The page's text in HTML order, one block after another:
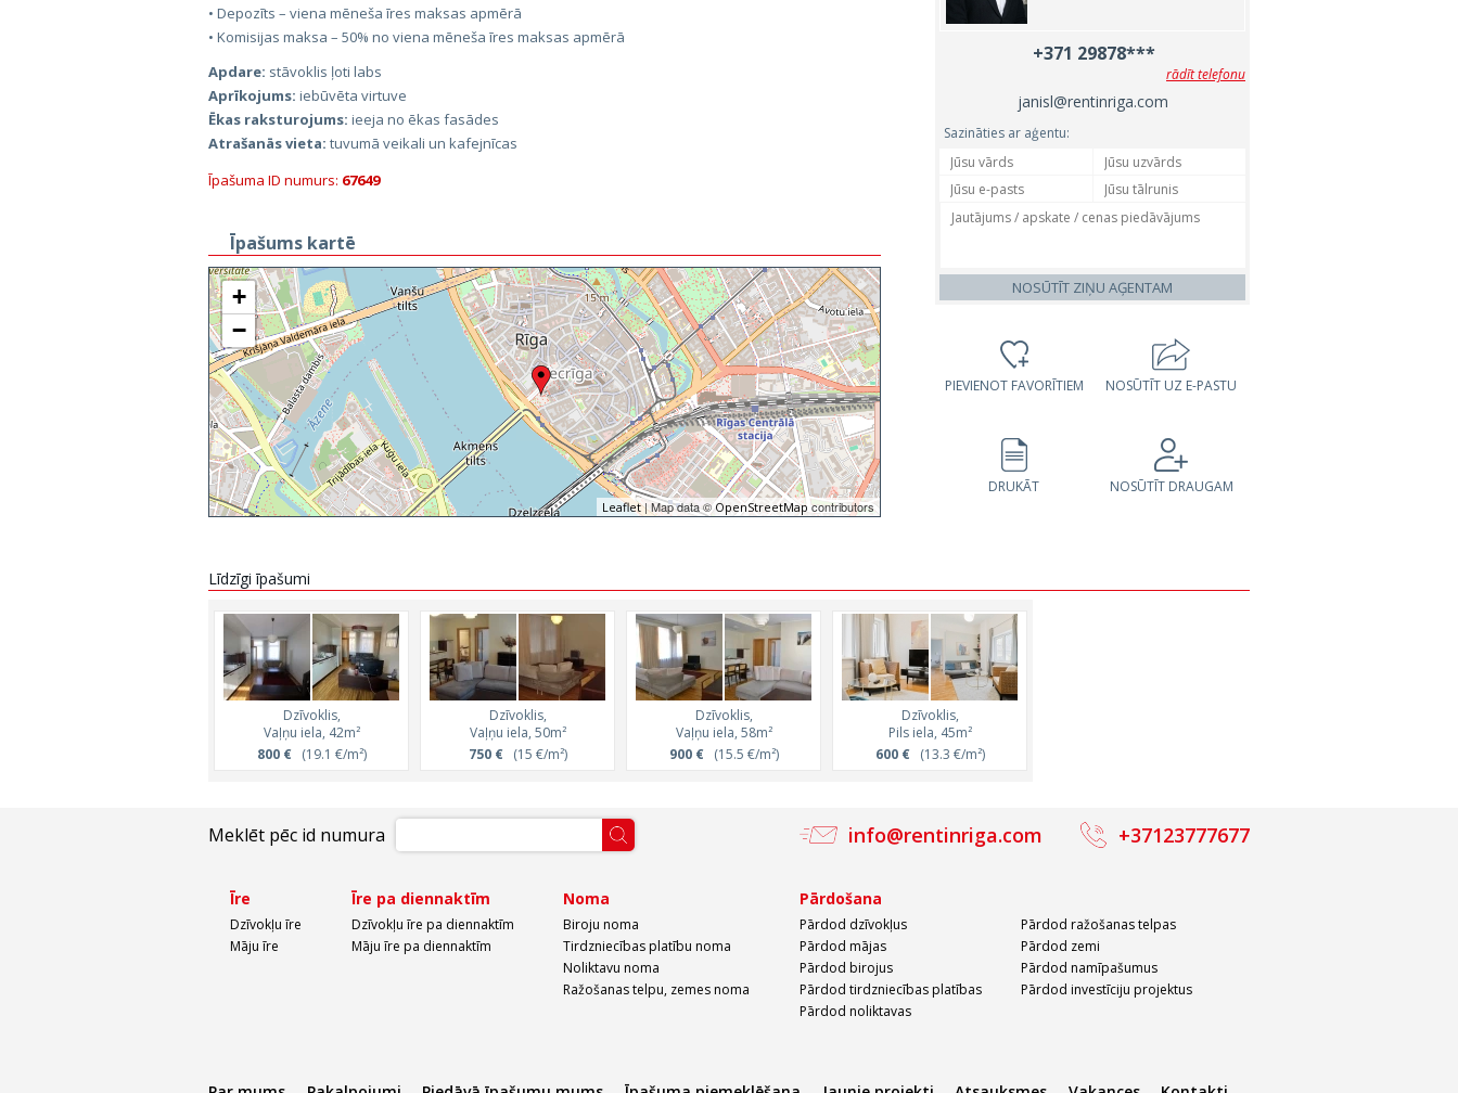
• Depozīts – viena mēneša īres maksas apmērā
• Komisijas maksa – 50% no viena mēneša īres maksas apmērā
Apdare: stāvoklis ļoti labs
Aprīkojums: iebūvēta virtuve
Ēkas raksturojums: ieeja no ēkas fasādes
Atrašanās vieta: tuvumā veikali un kafejnīcas
Īpašuma ID numurs: 67649
Īpašums kartē
+
−
Leaflet| Map data ©OpenStreetMap contributors
+371 29878***
rādīt telefonu
janisl@rentinriga.com
Sazināties ar aģentu:
NOSŪTĪT ZIŅU AĢENTAM
PIEVIENOT FAVORĪTIEM NOSŪTĪT UZ E-PASTU
DRUKĀT NOSŪTĪT DRAUGAM
Līdzīgi īpašumi
Dzīvoklis,
Vaļņu iela, 42m²
800 €(19.1 €/m²)
Dzīvoklis,
Vaļņu iela, 50m²
750 €(15 €/m²)
Dzīvoklis,
Vaļņu iela, 58m²
900 €(15.5 €/m²)
Dzīvoklis,
Pils iela, 45m²
600 €(13.3 €/m²)
Meklēt pēc id numura info@rentinriga.com +37123777677
Īre
Dzīvokļu īre
Māju īre
Īre pa diennaktīm
Dzīvokļu īre pa diennaktīm
Māju īre pa diennaktīm
Noma
Biroju noma
Tirdzniecības platību noma
Noliktavu noma
Ražošanas telpu, zemes noma
Pārdošana
Pārdod dzīvokļus
Pārdod mājas
Pārdod birojus
Pārdod tirdzniecības platības
Pārdod noliktavas
Pārdod ražošanas telpas
Pārdod zemi
Pārdod namīpašumus
Pārdod investīciju projektus